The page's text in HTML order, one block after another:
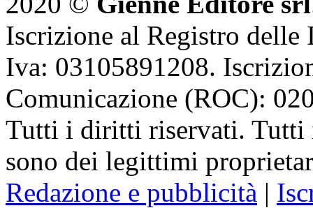
Iscrizione al Registro delle
Iva: 03105891208.
Comunicazione (ROC):
Tutti i diritti riservati. Tutti
sono dei legittimi
Redazione e pubblicità |